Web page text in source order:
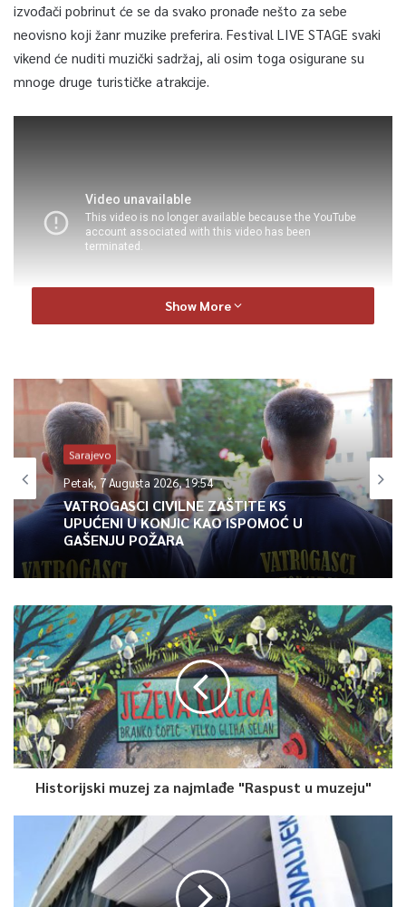
izvođači pobrinut će se da svako pronađe nešto za sebe
neovisno koji žanr muzike preferira. Festival LIVE STAGE svaki
vikend će nuditi muzički sadržaj, ali osim toga osigurane su
mnoge druge turističke atrakcije.
0
Article Rating
Show More
Sarajevo
Petak, 7 Augusta 2026, 19:54
VATROGASCI CIVILNE ZAŠTITE KS
UPUĆENI U KONJIC KAO ISPOMOĆ U
GAŠENJU POŽARA
Historijski muzej za najmlađe "Raspust u muzeju"